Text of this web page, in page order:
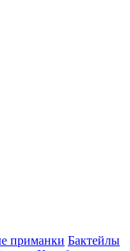
приманки Бактейлы